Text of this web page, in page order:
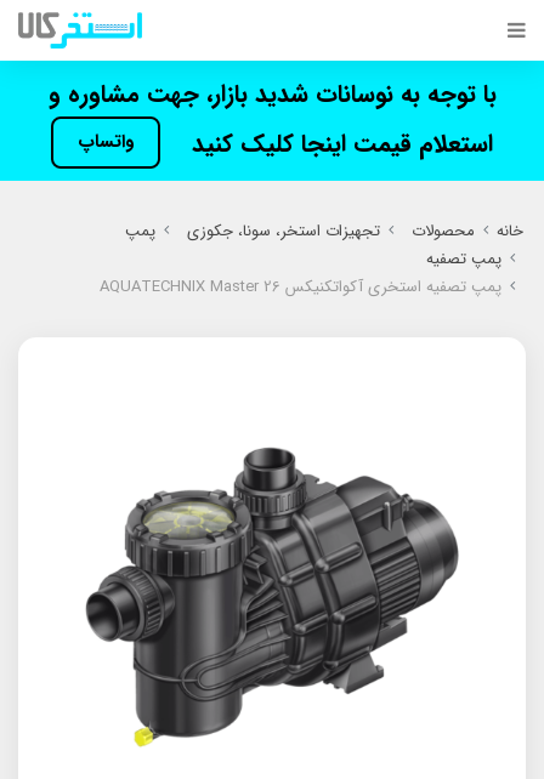
با توجه به نوسانات شدید بازار، جهت مشاوره و
استعلام قیمت اینجا کلیک کنید
واتساپ
خانه محصولات تجهیزات استخر، سونا، جکوزی
پمپ
پمپ تصفیه
پمپ تصفیه استخری آکواتکنیکس AQUATECHNIX Master 26